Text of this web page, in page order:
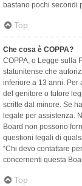
bastano pochi secondi
Top
Che cosa è COPPA?
COPPA, o Legge sulla
statunitense che
inferiore a 13 anni. Per
del genitore o tutore
scritte dal minore. Se
legale per assistenza.
Board non possono
questioni legali di
“Chi devo contattare
concernenti questa
Top